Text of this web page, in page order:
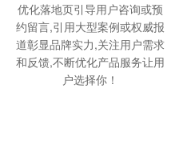
优化落地页引导用户咨询或预
约留言,引用大型案例或权威报
道彰显品牌实力,关注用户需求
和反馈,不断优化产品服务让用
户选择你！